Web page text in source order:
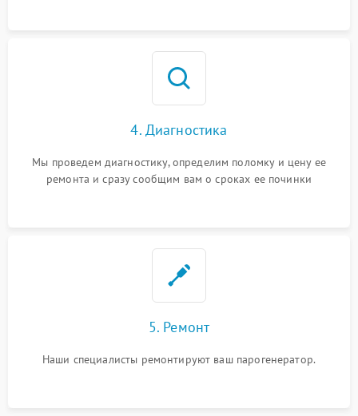
4. Диагностика
Мы проведем диагностику, определим поломку и цену ее
ремонта и сразу сообщим вам о сроках ее починки
5. Ремонт
Наши специалисты ремонтируют ваш парогенератор.